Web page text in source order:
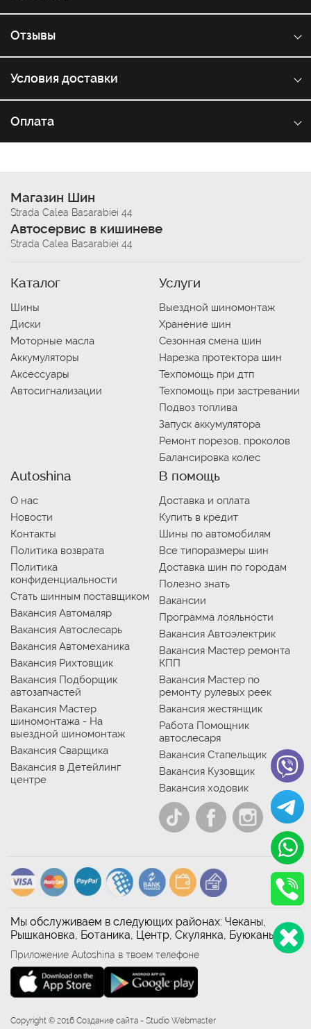
Отзывы
Условия доставки
Оплата
Магазин Шин
Strada Calea Basarabiei 44
Автосервис в кишиневе
Strada Calea Basarabiei 44
Каталог
Шины
Диски
Моторные масла
Аккумуляторы
Аксессуары
Автосигнализации
Услуги
Выездной шиномонтаж
Хранение шин
Сезонная смена шин
Нарезка протектора шин
Техпомощь при дтп
Техпомощь при застревании
Подвоз топлива
Запуск аккумулятора
Ремонт порезов, проколов
Балансировка колес
Autoshina
О нас
Новости
Контакты
Политика возврата
Политика
конфиденциальности
Стать шинным поставщиком
Вакансия Автомаляр
Вакансия Автослесарь
Вакансия Автомеханика
Вакансия Рихтовщик
Вакансия Подборщик
автозапчастей
Вакансия Мастер
шиномонтажа - На
выездной шиномонтаж
Вакансия Сварщика
Вакансия в Детейлинг
центре
В помощь
Доставка и оплата
Купить в кредит
Шины по автомобилям
Все типоразмеры шин
Доставка шин по городам
Полезно знать
Вакансии
Программа лояльности
Вакансия Автоэлектрик
Вакансия Мастер ремонта
КПП
Вакансия Мастер по
ремонту рулевых реек
Вакансия жестянщик
Работа Помощник
автослесаря
Вакансия Стапельщик
Вакансия Кузовщик
Вакансия ходовик
Мы обслуживаем в следующих районах: Чеканы,
Рышкановка, Ботаника, Центр, Скулянка, Буюканы
Приложение Autoshina в твоем телефоне
Copyright © 2016 Создание сайта - Studio Webmaster